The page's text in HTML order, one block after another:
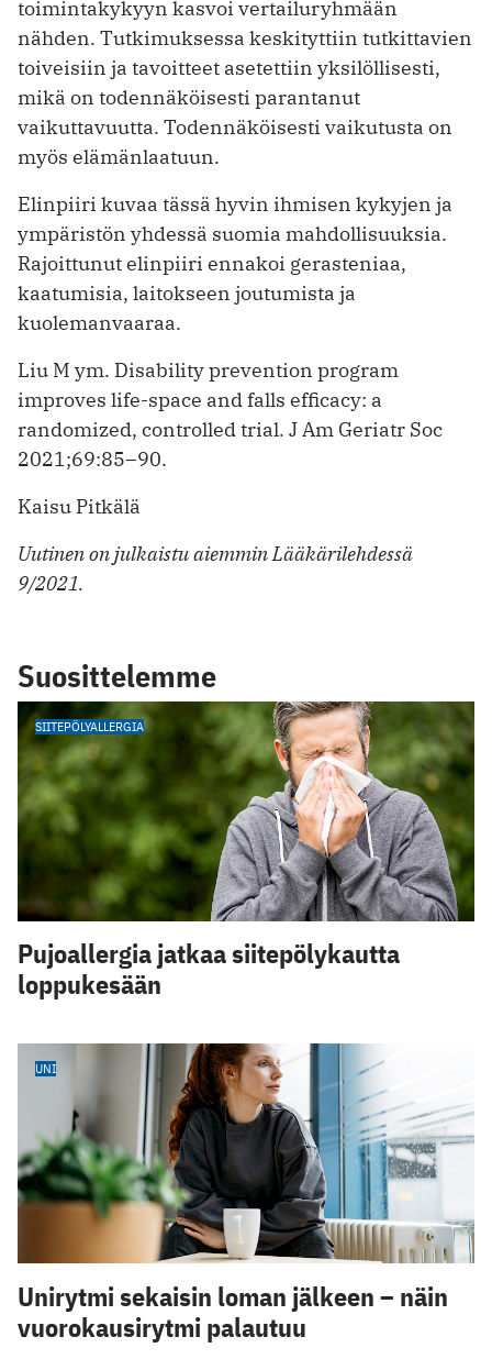
toimintakykyyn kasvoi vertailuryhmään
nähden. Tutkimuksessa keskityttiin tutkittavien
toiveisiin ja tavoitteet asetettiin yksilöllisesti,
mikä on todennäköisesti parantanut
vaikuttavuutta. Todennäköisesti vaikutusta on
myös elämänlaatuun.
Elinpiiri kuvaa tässä hyvin ihmisen kykyjen ja
ympäristön yhdessä suomia mahdollisuuksia.
Rajoittunut elinpiiri ennakoi gerasteniaa,
kaatumisia, laitokseen joutumista ja
kuolemanvaaraa.
Liu M ym. Disability prevention program
improves life-space and falls efficacy: a
randomized, controlled trial. J Am Geriatr Soc
2021;69:85–90.
Kaisu Pitkälä
Uutinen on julkaistu aiemmin Lääkärilehdessä
9/2021.
Suosittelemme
SIITEPÖLYALLERGIA
Pujoallergia jatkaa siitepölykautta
loppukesään
UNI
Unirytmi sekaisin loman jälkeen – näin
vuorokausirytmi palautuu